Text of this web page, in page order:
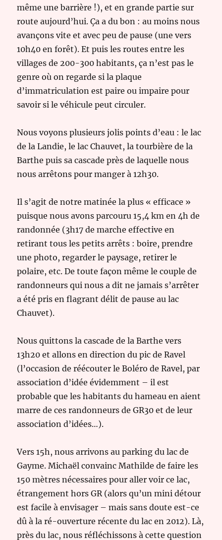
même une barrière !), et en grande partie sur
route aujourd’hui. Ça a du bon : au moins nous
avançons vite et avec peu de pause (une vers
10h40 en forêt). Et puis les routes entre les
villages de 200-300 habitants, ça n’est pas le
genre où on regarde si la plaque
d’immatriculation est paire ou impaire pour
savoir si le véhicule peut circuler.
Nous voyons plusieurs jolis points d’eau : le lac
de la Landie, le lac Chauvet, la tourbière de la
Barthe puis sa cascade près de laquelle nous
nous arrêtons pour manger à 12h30.
Il s’agit de notre matinée la plus « efficace »
puisque nous avons parcouru 15,4 km en 4h de
randonnée (3h17 de marche effective en
retirant tous les petits arrêts : boire, prendre
une photo, regarder le paysage, retirer le
polaire, etc. De toute façon même le couple de
randonneurs qui nous a dit ne jamais s’arrêter
a été pris en flagrant délit de pause au lac
Chauvet).
Nous quittons la cascade de la Barthe vers
13h20 et allons en direction du pic de Ravel
(l’occasion de réécouter le Boléro de Ravel, par
association d’idée évidemment – il est
probable que les habitants du hameau en aient
marre de ces randonneurs de GR30 et de leur
association d’idées…).
Vers 15h, nous arrivons au parking du lac de
Gayme. Michaël convainc Mathilde de faire les
150 mètres nécessaires pour aller voir ce lac,
étrangement hors GR (alors qu’un mini détour
est facile à envisager – mais sans doute est-ce
dû à la ré-ouverture récente du lac en 2012). Là,
près du lac, nous réfléchissons à cette question